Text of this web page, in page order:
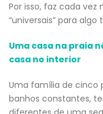
Por isso, faz cada
“universais” para
Uma casa na praia
casa no interior
Uma família de cinco
banhos constantes,